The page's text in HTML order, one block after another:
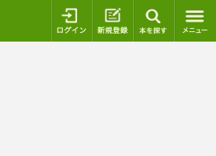
ログイン 新規登録